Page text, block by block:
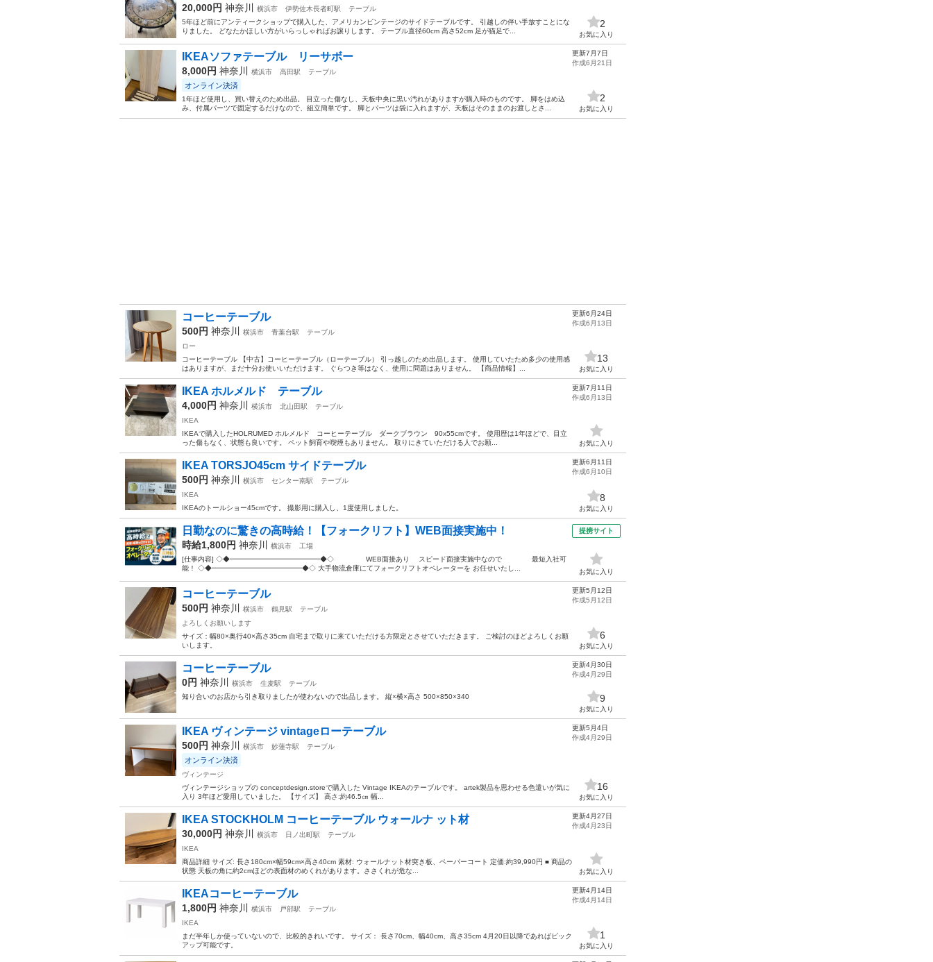
20,000円 神奈川 横浜市 伊勢佐木長者町駅
テーブル
5年ほど前にアンティークショップで購入した、アメリカンビンテージのサイドテーブルです。 引越しの伴い手放すことにな
りました。 どなたかほしい方がいらっしゃればお譲りします。 テーブル直径60cm 高さ52cm 足が猫足で...
2
お気に入り
IKEAソファテーブル リーサボー
8,000円 神奈川 横浜市 高田駅 テーブル
オンライン決済
1年ほど使用し、買い替えのため出品。 目立った傷なし、天板中央に黒い汚れがありますが購入時のものです。 脚をはめ込
み、付属パーツで固定するだけなので、組立簡単です。 脚とパーツは袋に入れますが、天板はそのままのお渡しとさ...
更新7月7日
作成6月21日
2
お気に入り
コーヒーテーブル
500円 神奈川 横浜市 青葉台駅
テーブル
ロー
コーヒーテーブル 【中古】コーヒーテーブル（ローテーブル） 引っ越しのため出品します。 使用していたため多少の使用感
はありますが、まだ十分お使いいただけます。 ぐらつき等はなく、使用に問題はありません。 【商品情報】...
更新6月24日
作成6月13日
13
お気に入り
IKEA ホルメルド テーブル
4,000円 神奈川 横浜市 北山田駅
テーブル
IKEA
IKEAで購入したHOLRUMED ホルメルド コーヒーテーブル ダークブラウン 90x55cmです。 使用歴は1年ほどで、目立
った傷もなく、状態も良いです。 ペット飼育や喫煙もありません。 取りにきていただける人でお願...
更新7月11日
作成6月13日
お気に入り
IKEA TORSJO45cm サイドテーブル
500円 神奈川 横浜市 センター南駅
テーブル
IKEA
IKEAのトールショー45cmです。 撮影用に購入し、1度使用しました。
更新6月11日
作成6月10日
8
お気に入り
日勤なのに驚きの高時給！【フォークリフト】WEB面接実施中！
時給1,800円 神奈川 横浜市
工場
[仕事内容] ◇◆━━━━━━━━━━━━━◆◇ WEB面接あり スピード面接実施中なので 最短入社可
能！ ◇◆━━━━━━━━━━━━━◆◇ 大手物流倉庫にてフォークリフトオペレーターを お任せいたし...
提携サイト
お気に入り
コーヒーテーブル
500円 神奈川 横浜市 鶴見駅
テーブル
よろしくお願いします
サイズ：幅80×奥行40×高さ35cm 自宅まで取りに来ていただける方限定とさせていただきます。 ご検討のほどよろしくお願
いします。
更新5月12日
作成5月12日
6
お気に入り
コーヒーテーブル
0円 神奈川 横浜市 生麦駅
テーブル
知り合いのお店から引き取りましたが使わないので出品します。 縦×横×高さ 500×850×340
更新4月30日
作成4月29日
9
お気に入り
IKEA ヴィンテージ vintageローテーブル
500円 神奈川 横浜市 妙蓮寺駅 テーブル
オンライン決済
ヴィンテージ
ヴィンテージショップの conceptdesign.storeで購入した Vintage IKEAのテーブルです。 artek製品を思わせる色遣いが気に
入り 3年ほど愛用していました。 【サイズ】 高さ:約46.5㎝ 幅...
更新5月4日
作成4月29日
16
お気に入り
IKEA STOCKHOLM コーヒーテーブル ウォールナ ット材
30,000円 神奈川 横浜市 日ノ出町駅
テーブル
IKEA
商品詳細 サイズ: 長さ180cm×幅59cm×高さ40cm 素材: ウォールナット材突き板、ペーパーコート 定価:約39,990円 ■ 商品の
状態 天板の角に約2cmほどの表面材のめくれがあります。ささくれが危な...
更新4月27日
作成4月23日
お気に入り
IKEAコーヒーテーブル
1,800円 神奈川 横浜市 戸部駅
テーブル
IKEA
まだ半年しか使っていないので、比較的きれいです。 サイズ： 長さ70cm、幅40cm、高さ35cm 4月20日以降であればピック
アップ可能です。
更新4月14日
作成4月14日
1
お気に入り